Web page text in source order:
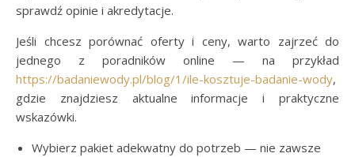
sprawdź opinie i akredytacje.
Jeśli chcesz porównać oferty i ceny, warto zajrzeć do
jednego z poradników online — na przykład
https://badaniewody.pl/blog/1/ile-kosztuje-badanie-wody,
gdzie znajdziesz aktualne informacje i praktyczne
wskazówki.
Wybierz pakiet adekwatny do potrzeb — nie zawsze